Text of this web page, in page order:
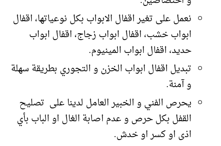
نعمل على تغير اقفال الابواب بكل نوعياتها، اقفال
ابواب خشب، اقفال ابواب زجاج، اقفال ابواب
حديد، اقفال ابواب المينيوم.
تبديل اقفال ابواب الخزن و التجوري بطريقة سهلة
و آمنة.
يحرص الفني و الخبير العامل لدينا على تصليح
القفل بكل حرص و عدم اصابة الغال او الباب بأي
اذى او كسر او خدش.